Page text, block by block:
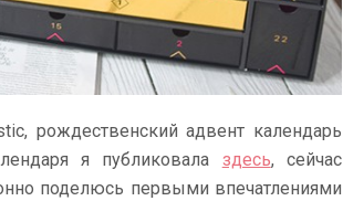
рождественский адвент календарь
я публиковала здесь, сейчас
поделюсь первыми впечатлениями